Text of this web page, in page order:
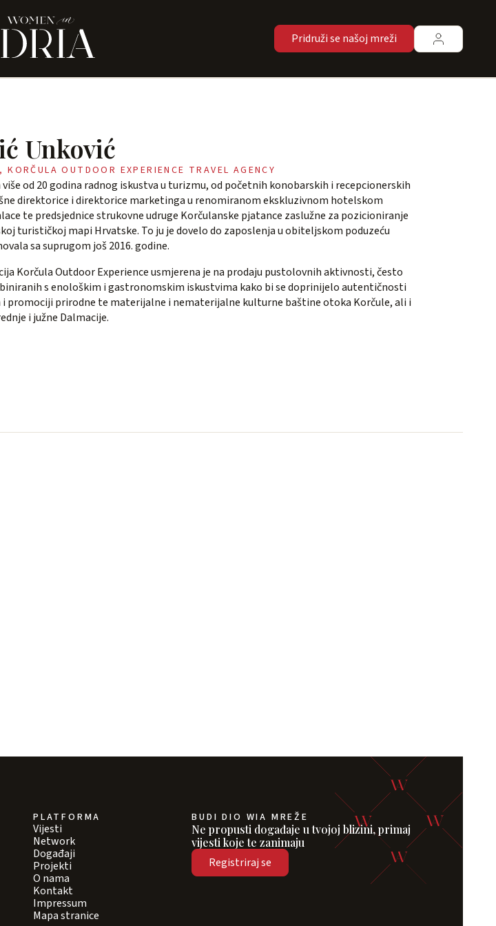
Pridruži se našoj mreži
Unković
KORČULA OUTDOOR EXPERIENCE TRAVEL AGENCY
više od 20 godina radnog iskustva u turizmu, od početnih konobarskih i recepcionerskih
direktorice i direktorice marketinga u renomiranom ekskluzivnom hotelskom
te predsjednice strukovne udruge Korčulanske pjatance zaslužne za pozicioniranje
turističkoj mapi Hrvatske. To ju je dovelo do zaposlenja u obiteljskom poduzeću
sa suprugom još 2016. godine.
Korčula Outdoor Experience usmjerena je na prodaju pustolovnih aktivnosti, često
s enološkim i gastronomskim iskustvima kako bi se doprinijelo autentičnosti
i promociji prirodne te materijalne i nematerijalne kulturne baštine otoka Korčule, ali i
i južne Dalmacije.
PLATFORMA
Vijesti
Network
Događaji
Projekti
O nama
Kontakt
Impressum
Mapa stranice
BUDI DIO WIA MREŽE
Ne propusti događaje u tvojoj blizini, primaj
vijesti koje te zanimaju
Registriraj se